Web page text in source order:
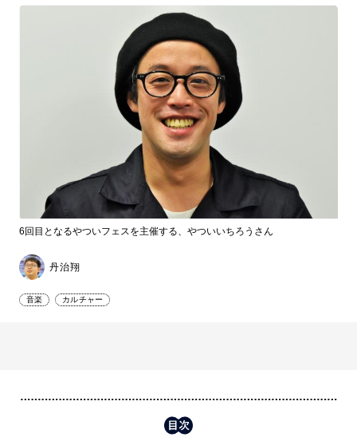
6回目となるやついフェスを主催する、やついいちろうさん
丹治翔
音楽 カルチャー